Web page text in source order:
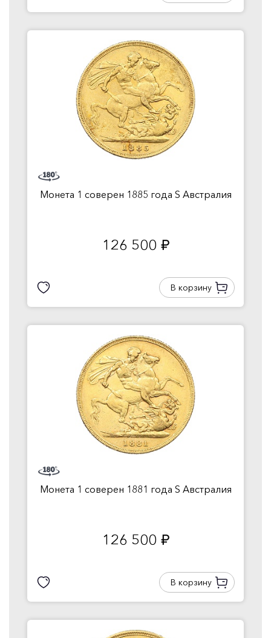
Монета 1 соверен 1885 года S Австралия
126 500 руб.
В корзину
Монета 1 соверен 1881 года S Австралия
126 500 руб.
В корзину